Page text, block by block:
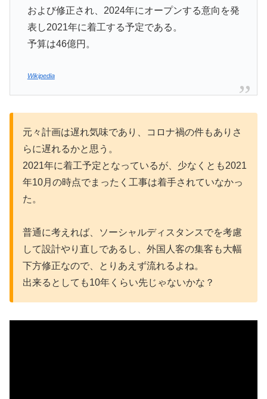
および修正され、2024年にオープンする意向を発
表し2021年に着工する予定である。
予算は46億円。
Wikipedia
元々計画は遅れ気味であり、コロナ禍の件もありさ
らに遅れるかと思う。
2021年に着工予定となっているが、少なくとも2021
年10月の時点でまったく工事は着手されていなかっ
た。
普通に考えれば、ソーシャルディスタンスでを考慮
して設計やり直しであるし、外国人客の集客も大幅
下方修正なので、とりあえず流れるよね。
出来るとしても10年くらい先じゃないかな？